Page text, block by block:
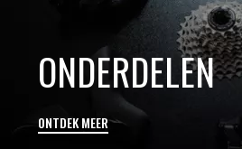
ONTDEK MEER
ONDERDELEN